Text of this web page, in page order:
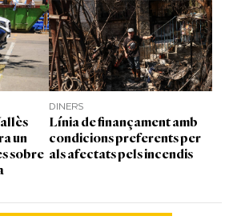
un
sobre
DINERS
Línia de finançament amb
condicions preferents per
als afectats pels incendis